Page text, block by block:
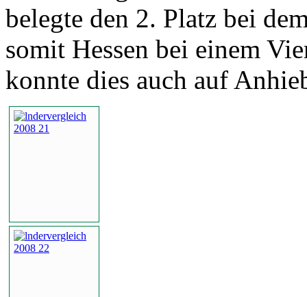
belegte den 2. Platz bei
somit Hessen bei einem
konnte dies auch auf